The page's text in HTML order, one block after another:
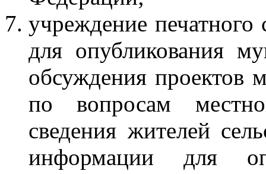
учреждение
для опубликования
обсуждения проектов
по вопросам
сведения жителей
информации для